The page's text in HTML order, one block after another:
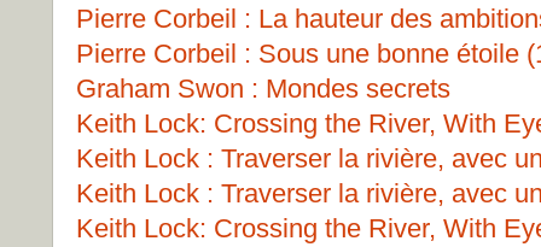
Pierre Corbeil : La hauteur des
Pierre Corbeil : Sous une bonne étoile
Graham Swon : Mondes secrets
Keith Lock: Crossing the River, With
Keith Lock : Traverser la rivière, avec
Keith Lock : Traverser la rivière, avec
Keith Lock: Crossing the River, With